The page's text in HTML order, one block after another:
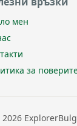
мен
за